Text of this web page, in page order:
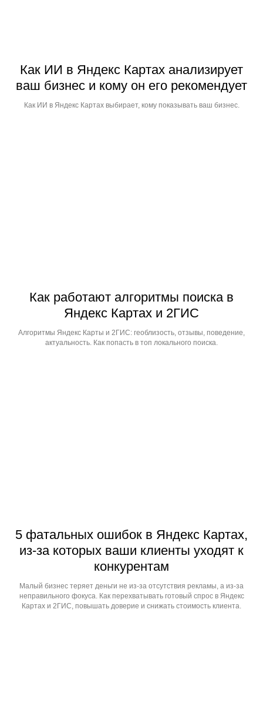
Как ИИ в Яндекс Картах анализирует
ваш бизнес и кому он его рекомендует
Как ИИ в Яндекс Картах выбирает, кому показывать ваш бизнес.
Как работают алгоритмы поиска в
Яндекс Картах и 2ГИС
Алгоритмы Яндекс Карты и 2ГИС: геоблизость, отзывы, поведение,
актуальность. Как попасть в топ локального поиска.
5 фатальных ошибок в Яндекс Картах,
из-за которых ваши клиенты уходят к
конкурентам
Малый бизнес теряет деньги не из-за отсутствия рекламы, а из-за
неправильного фокуса. Как перехватывать готовый спрос в Яндекс
Картах и 2ГИС, повышать доверие и снижать стоимость клиента.